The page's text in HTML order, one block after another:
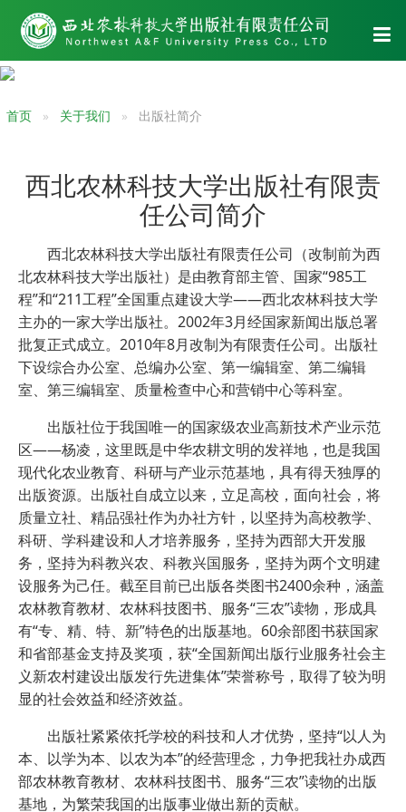
首页 关于我们 出版社简介
西北农林科技大学出版社有限责
任公司简介
西北农林科技大学出版社有限责任公司（改制前为西
北农林科技大学出版社）是由教育部主管、国家“985工
程”和“211工程”全国重点建设大学——西北农林科技大学
主办的一家大学出版社。2002年3月经国家新闻出版总署
批复正式成立。2010年8月改制为有限责任公司。出版社
下设综合办公室、总编办公室、第一编辑室、第二编辑
室、第三编辑室、质量检查中心和营销中心等科室。
出版社位于我国唯一的国家级农业高新技术产业示范
区——杨凌，这里既是中华农耕文明的发祥地，也是我国
现代化农业教育、科研与产业示范基地，具有得天独厚的
出版资源。出版社自成立以来，立足高校，面向社会，将
质量立社、精品强社作为办社方针，以坚持为高校教学、
科研、学科建设和人才培养服务，坚持为西部大开发服
务，坚持为科教兴农、科教兴国服务，坚持为两个文明建
设服务为己任。截至目前已出版各类图书2400余种，涵盖
农林教育教材、农林科技图书、服务“三农”读物，形成具
有“专、精、特、新”特色的出版基地。60余部图书获国家
和省部基金支持及奖项，获“全国新闻出版行业服务社会主
义新农村建设出版发行先进集体”荣誉称号，取得了较为明
显的社会效益和经济效益。
出版社紧紧依托学校的科技和人才优势，坚持“以人为
本、以学为本、以农为本”的经营理念，力争把我社办成西
部农林教育教材、农林科技图书、服务“三农”读物的出版
基地，为繁荣我国的出版事业做出新的贡献。